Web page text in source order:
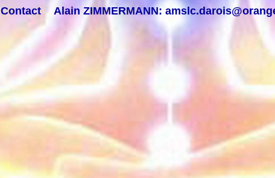
Contact Alain ZIMMERMANN: